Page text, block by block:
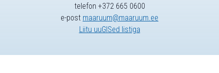
telefon +372 665 0600
e-post maaruum@maaruum.ee
Liitu uuGISed listiga